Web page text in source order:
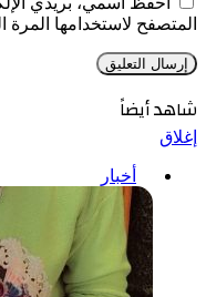
المتصفح لاستخدامها المرة
شاهد أيضاً
إغلاق
أخبار